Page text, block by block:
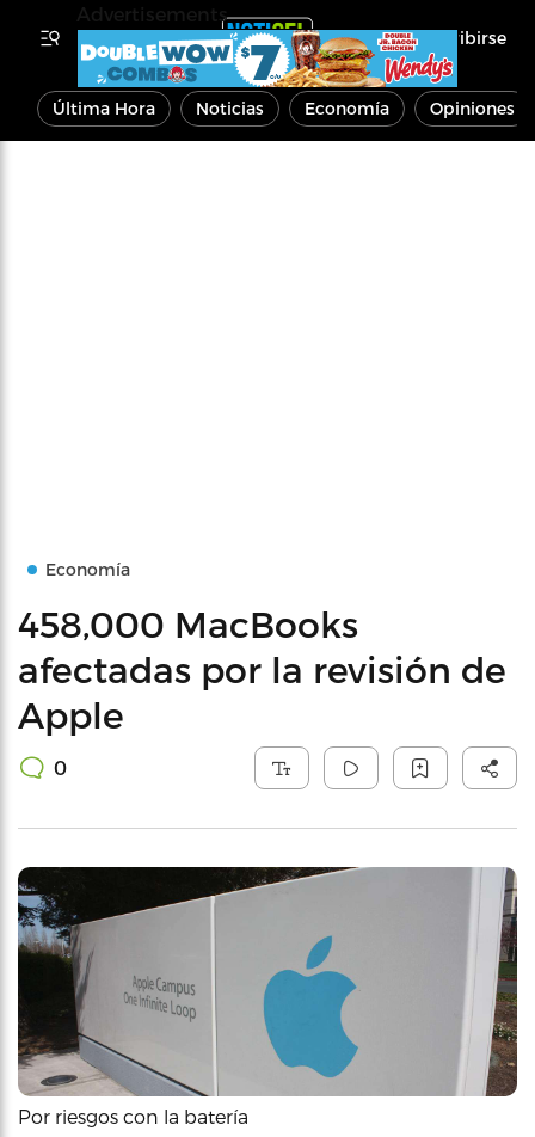
Inscribirse
Última Hora Noticias Economía Opiniones
Economía
458,000 MacBooks
afectadas por la revisión de
Apple
0
Por riesgos con la batería
Advertisements